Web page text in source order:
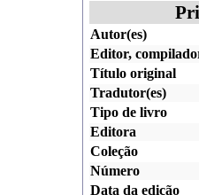
Autor(es)
Editor,
Título original
Tradutor(es)
Tipo de livro
Editora
Coleção
Número
Data da edição